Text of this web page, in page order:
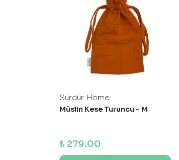
Sürdür Home
Müslin Kese Turuncu - M
₺ 279.00